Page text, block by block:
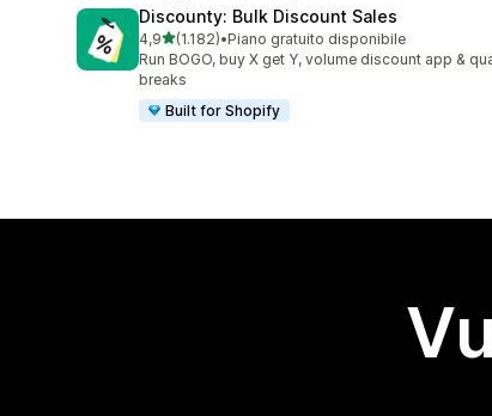
Discounty: Bulk Discount Sales
4,9stelle su 5
(1.182)
1182 recensioni totali
•Piano gratuito disponibile
Run BOGO, buy X get Y, volume discount app &
breaks
Built for Shopify